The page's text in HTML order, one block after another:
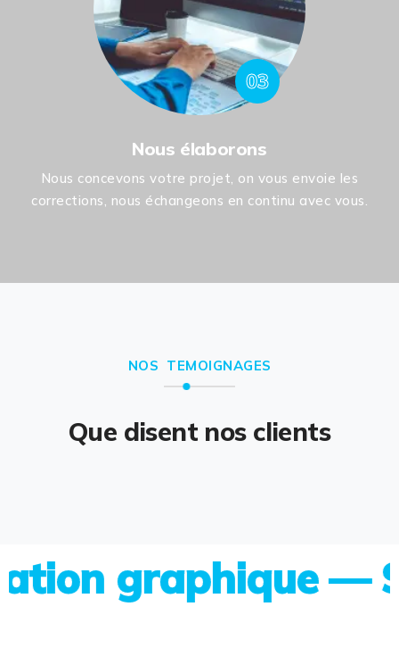
03
Nous élaborons
Nous concevons votre projet, on vous envoie les
corrections, nous échangeons en continu avec vous.
NOS TEMOIGNAGES
Que disent nos clients
graphique —